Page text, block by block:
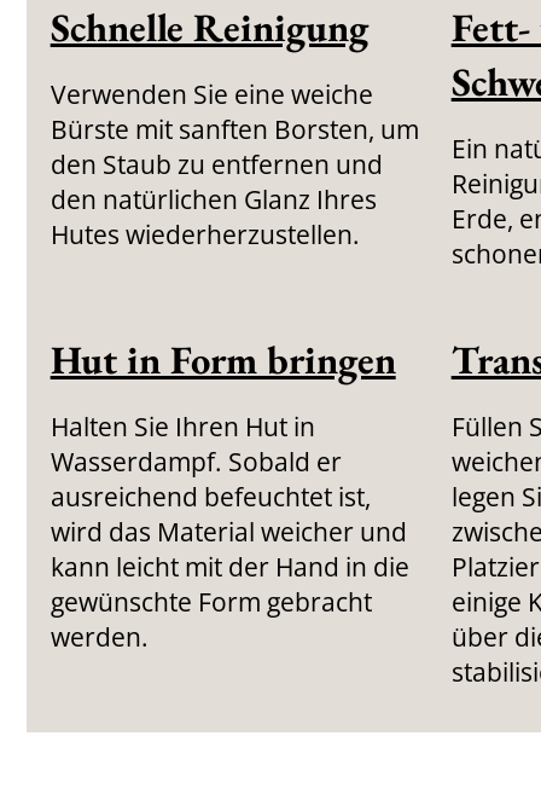
Schnelle Reinigung
Verwenden Sie eine weiche
Bürste mit sanften Borsten, um
den Staub zu entfernen und
den natürlichen Glanz Ihres
Hutes wiederherzustellen.
Ein
Erde,
Hut in Form bringen
Halten Sie Ihren Hut in
Wasserdampf. Sobald er
ausreichend befeuchtet ist,
wird das Material weicher und
kann leicht mit der Hand in die
gewünschte Form gebracht
werden.
Füllen
legen
einige
über